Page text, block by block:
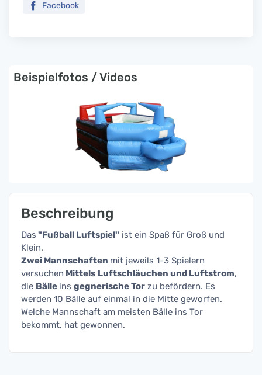
Facebook
Beispielfotos / Videos
Beschreibung
Das "Fußball Luftspiel" ist ein Spaß für Groß und
Klein.
Zwei Mannschaften mit jeweils 1-3 Spielern
versuchen Mittels Luftschläuchen und Luftstrom,
die Bälle ins gegnerische Tor zu befördern. Es
werden 10 Bälle auf einmal in die Mitte geworfen.
Welche Mannschaft am meisten Bälle ins Tor
bekommt, hat gewonnen.